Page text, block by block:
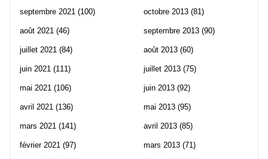
septembre 2021 (100)
août 2021 (46)
juillet 2021 (84)
juin 2021 (111)
mai 2021 (106)
avril 2021 (136)
mars 2021 (141)
février 2021 (97)
octobre 2013 (81)
septembre 2013 (90)
août 2013 (60)
juillet 2013 (75)
juin 2013 (92)
mai 2013 (95)
avril 2013 (85)
mars 2013 (71)